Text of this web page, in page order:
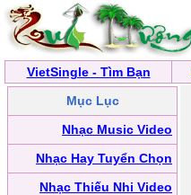
VietSingle - Tìm Bạn
Mục Lục
Nhạc Music Video
Nhạc Hay Tuyển Chọn
Nhạc Thiếu Nhi Video